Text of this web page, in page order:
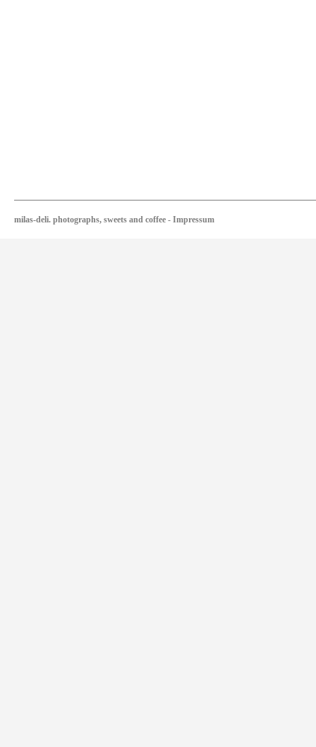
milas-deli. photographs, sweets and coffee - Impressum